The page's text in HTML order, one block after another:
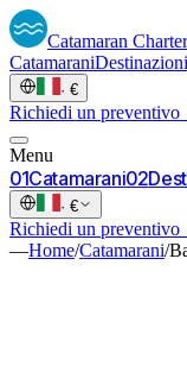
Catamaran Charter
CatamaraniDestinazioni
· €
Richiedi un
Menu
01Catamarani02
· €
Richiedi un
—Home/Catamarani/